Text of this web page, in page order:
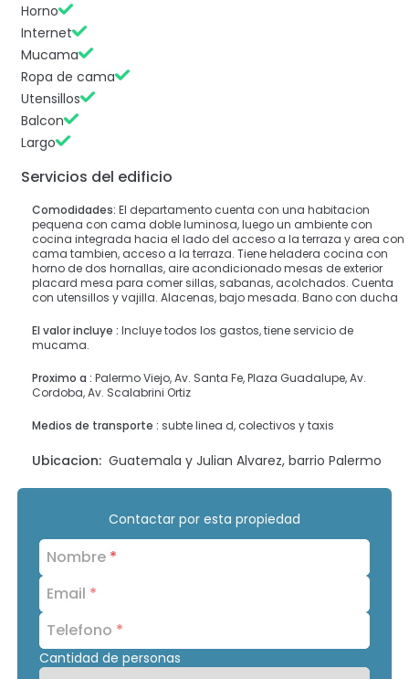
Horno
Internet
Mucama
Ropa de cama
Utensillos
Balcon
Largo
Servicios del edificio
Comodidades: El departamento cuenta con una habitacion
pequena con cama doble luminosa, luego un ambiente con
cocina integrada hacia el lado del acceso a la terraza y area con
cama tambien, acceso a la terraza. Tiene heladera cocina con
horno de dos hornallas, aire acondicionado mesas de exterior
placard mesa para comer sillas, sabanas, acolchados. Cuenta
con utensillos y vajilla. Alacenas, bajo mesada. Bano con ducha
El valor incluye : Incluye todos los gastos, tiene servicio de
mucama.
Proximo a : Palermo Viejo, Av. Santa Fe, Plaza Guadalupe, Av.
Cordoba, Av. Scalabrini Ortiz
Medios de transporte : subte linea d, colectivos y taxis
Ubicacion: Guatemala y Julian Alvarez, barrio Palermo
Contactar por esta propiedad
Nombre *
Email *
Telefono *
Cantidad de personas